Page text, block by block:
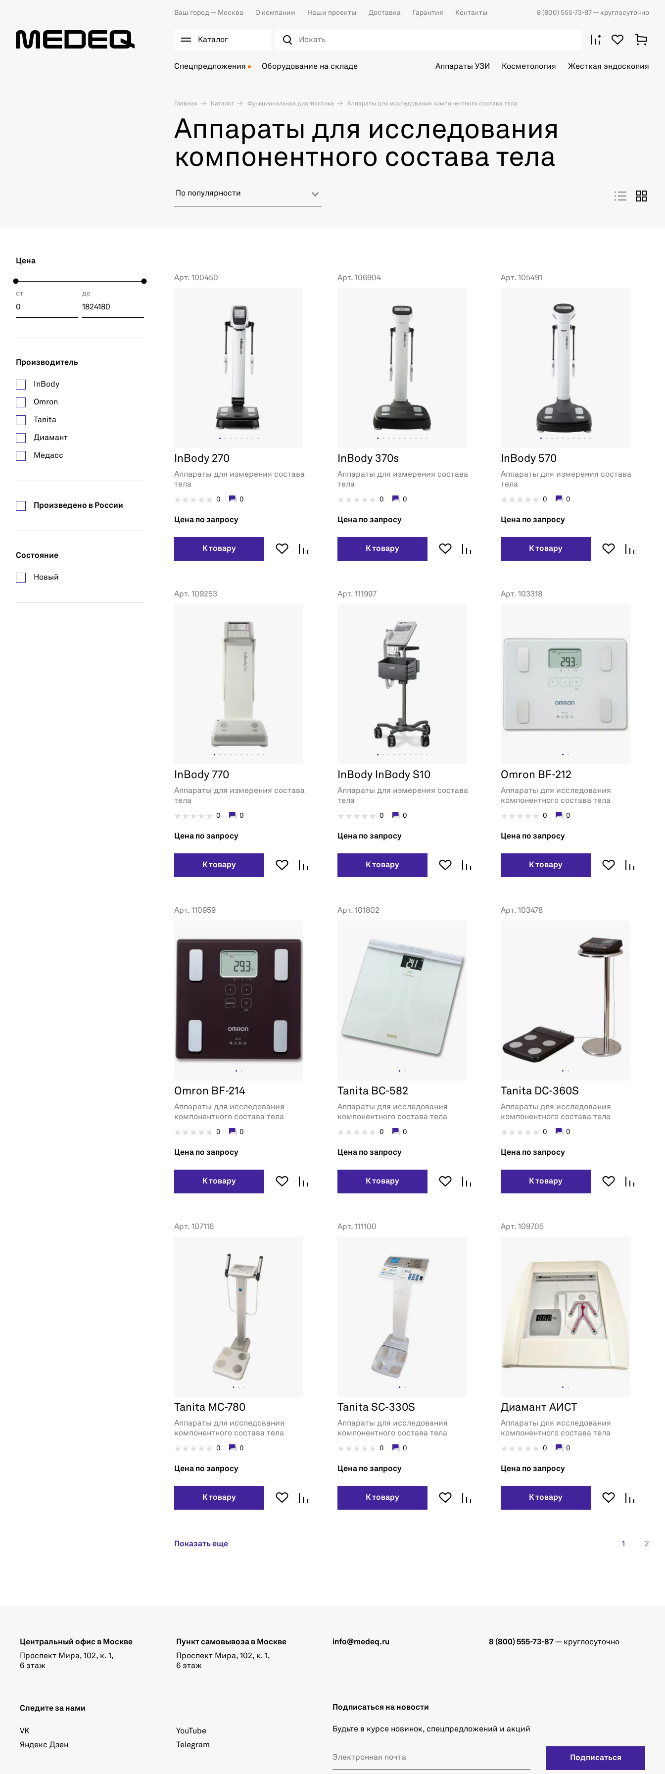
Ваш город — Москва О компании Наши проекты Доставка Гарантия Контакты 8 (800) 555-73-87 — круглосуточно
Каталог
Спецпредложения Оборудование на складе Аппараты УЗИ Косметология Жесткая эндоскопия
Главная Каталог Функциональная диагностика Аппараты для исследования компонентного состава тела
Аппараты для исследования
компонентного состава тела
По популярности
Цена
от до
Производитель
InBody
Omron
Tanita
Диамант
Медасс
Произведено в России
Состояние
Новый
Арт. 100450
InBody 270
Аппараты для измерения состава
тела
0 0
Цена по запросу
К товару
Арт. 106904
InBody 370s
Аппараты для измерения состава
тела
0 0
Цена по запросу
К товару
Арт. 105491
InBody 570
Аппараты для измерения состава
тела
0 0
Цена по запросу
К товару
Арт. 109253
InBody 770
Аппараты для измерения состава
тела
0 0
Цена по запросу
К товару
Арт. 111997
InBody InBody S10
Аппараты для измерения состава
тела
0 0
Цена по запросу
К товару
Арт. 103318
Omron BF-212
Аппараты для исследования
компонентного состава тела
0 0
Цена по запросу
К товару
Арт. 110959
Omron BF-214
Аппараты для исследования
компонентного состава тела
0 0
Цена по запросу
К товару
Арт. 101802
Tanita BC-582
Аппараты для исследования
компонентного состава тела
0 0
Цена по запросу
К товару
Арт. 103478
Tanita DC-360S
Аппараты для исследования
компонентного состава тела
0 0
Цена по запросу
К товару
Арт. 107116
Tanita MC-780
Аппараты для исследования
компонентного состава тела
0 0
Цена по запросу
К товару
Арт. 111100
Tanita SC-330S
Аппараты для исследования
компонентного состава тела
0 0
Цена по запросу
К товару
Арт. 109705
Диамант АИСТ
Аппараты для исследования
компонентного состава тела
0 0
Цена по запросу
К товару
Показать еще 1 2
info@medeq.ru 8 (800) 555-73-87 — круглосуточно
Центральный офис в Москве
Проспект Мира, 102, к. 1,
6 этаж
Пункт самовывоза в Москве
Проспект Мира, 102, к. 1,
6 этаж
Следите за нами
VK
Яндекс Дзен
YouTube
Telegram
Подписаться на новости
Будьте в курсе новинок, спецпредложений и акций
Подписаться